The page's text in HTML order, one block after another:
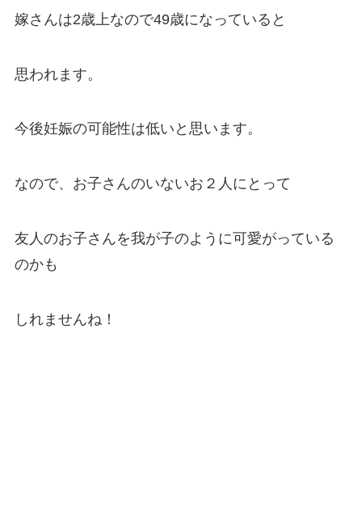
嫁さんは2歳上なので49歳になっていると
思われます。
今後妊娠の可能性は低いと思います。
なので、お子さんのいないお２人にとって
友人のお子さんを我が子のように可愛がっている
のかも
しれませんね！